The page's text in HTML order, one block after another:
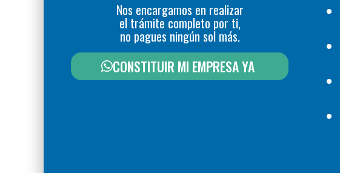
Nos encargamos en realizar
el trámite completo por ti,
no pagues ningún sol más.
CONSTITUIR MI EMPRESA YA